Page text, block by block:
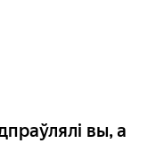
вы, а